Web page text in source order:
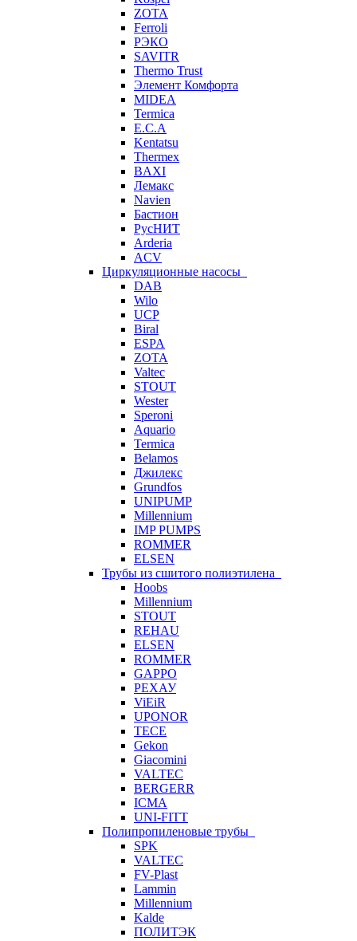
ZOTA
Ferroli
РЭКО
SAVITR
Thermo Trust
Элемент Комфорта
MIDEA
Termica
E.C.A
Kentatsu
Thermex
BAXI
Лемакс
Navien
Бастион
РусНИТ
Arderia
ACV
Циркуляционные насосы
DAB
Wilo
UCP
Biral
ESPA
ZOTA
Valtec
STOUT
Wester
Speroni
Aquario
Termica
Belamos
Джилекс
Grundfos
UNIPUMP
Millennium
IMP PUMPS
ROMMER
ELSEN
Трубы из сшитого полиэтилена
Hoobs
Millennium
STOUT
REHAU
ELSEN
ROMMER
GAPPO
РЕХАУ
ViEiR
UPONOR
TECE
Gekon
Giacomini
VALTEC
BERGERR
ICMA
UNI-FITT
Полипропиленовые трубы
SPK
VALTEC
FV-Plast
Lammin
Millennium
Kalde
ПОЛИТЭК